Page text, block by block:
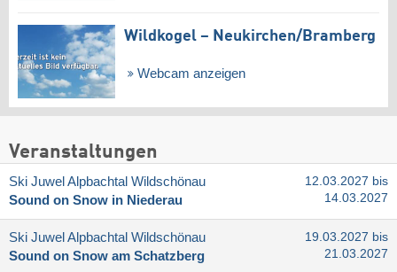
Wildkogel – Neukirchen/​Bramberg
Webcam anzeigen
Veranstaltungen
Ski Juwel Alpbachtal Wildschönau
Sound on Snow in Niederau
12.03.2027 bis
14.03.2027
Ski Juwel Alpbachtal Wildschönau
Sound on Snow am Schatzberg
19.03.2027 bis
21.03.2027